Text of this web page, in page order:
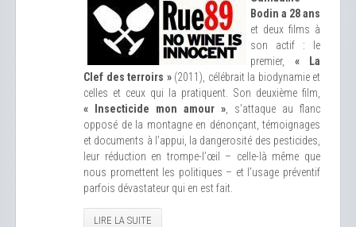
Bodin a 28 ans
et deux films à
son actif : le
premier, « La
Clef des terroirs »(2011), célébrait la biodynamie et
celles et ceux qui la pratiquent. Son deuxième film,
« Insecticide mon amour » , s’attaque au flanc
opposé de la montagne en dénonçant, témoignages
et documents à l’appui, la dangerosité des pesticides,
leur réduction en trompe-l’œil – celle-là même que
nous promettent les politiques – et l’usage préventif
parfois dévastateur qui en est fait.
LIRE LA SUITE